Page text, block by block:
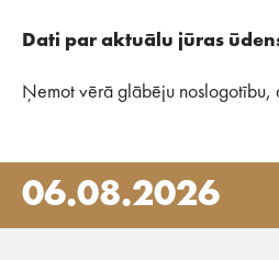
Dati par aktuālu jūras
Ņemot vērā glābēju noslogotību,
06.08.2026